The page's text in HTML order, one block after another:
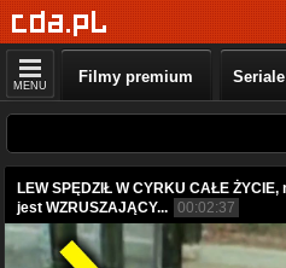
MENU Filmy premium
LEW SPĘDZIŁ W CYRKU CAŁE
jest WZRUSZAJĄCY... 00:02:37